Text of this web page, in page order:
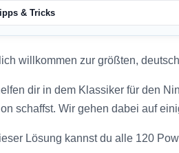
& Tricks
willkommen zur größten,
dir in dem Klassiker für den
schaffst. Wir gehen dabei auf
Lösung kannst du alle 120